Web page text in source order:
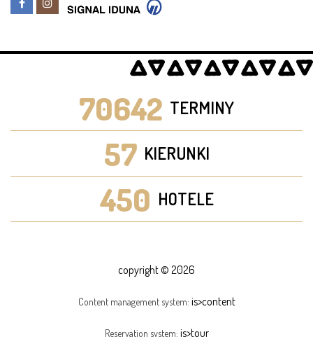
70642 TERMINY
57 KIERUNKI
450 HOTELE
copyright © 2026
Content management system: is>content
Reservation system: is>tour